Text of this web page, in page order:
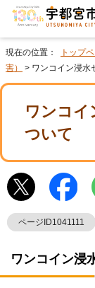
現在の位置： トップ
害）
> ワンコイン浸水
ワンコイ
ついて
ページID1041111
ワンコイン浸